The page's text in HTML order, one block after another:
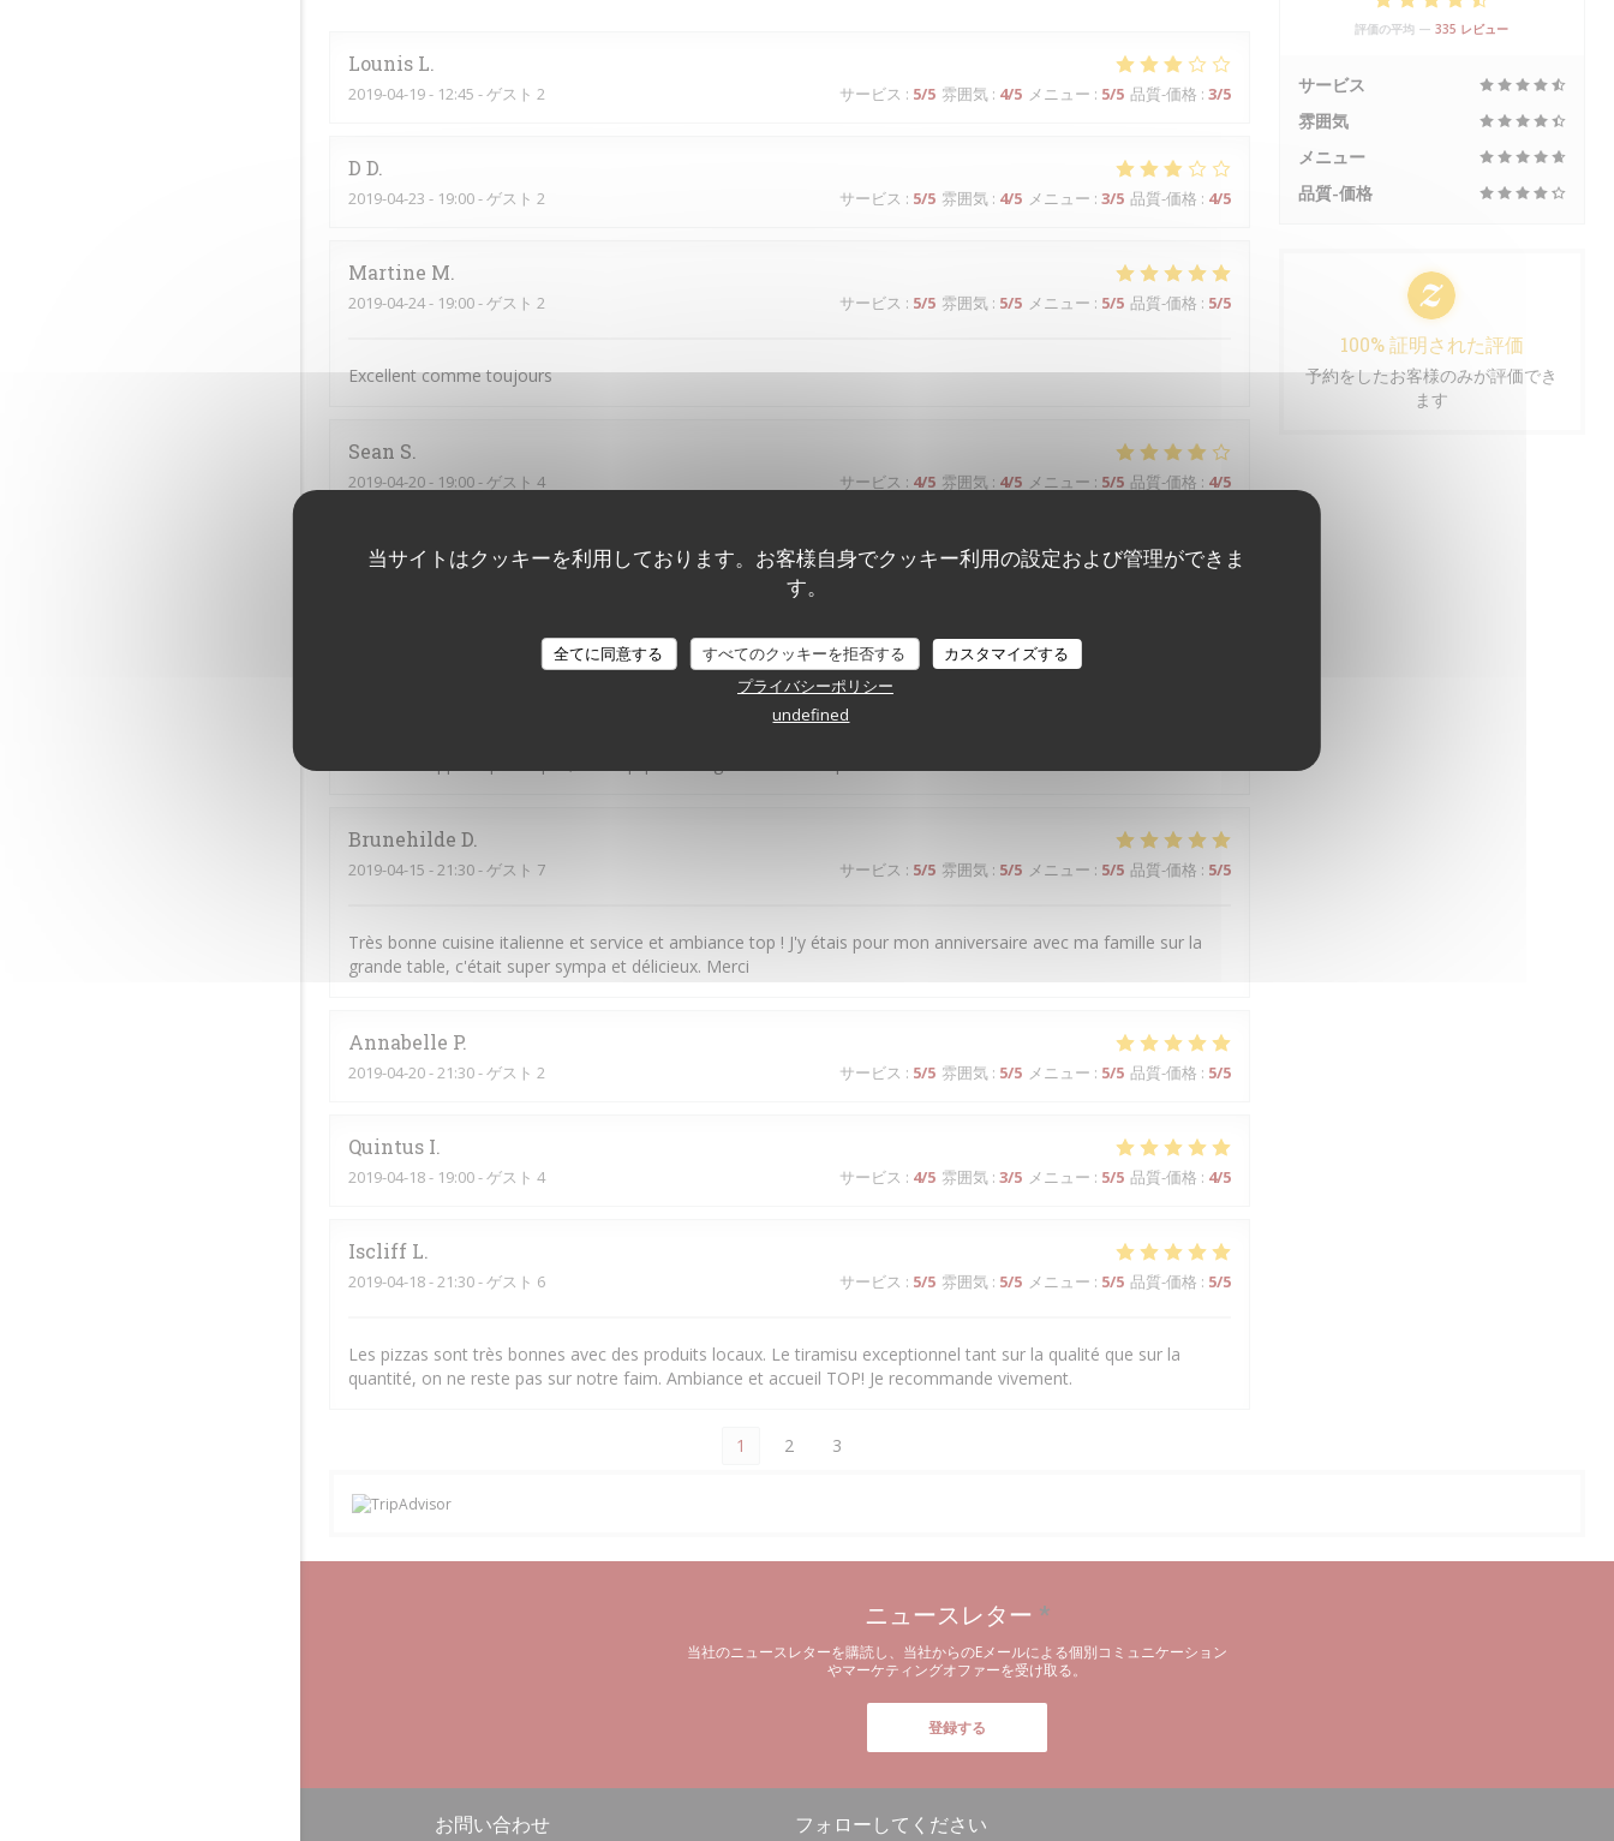
当サイトはクッキーを利用しております。お客様自身でクッキー利用の設定および管理ができま
す。
全てに同意する すべてのクッキーを拒否する
カスタマイズする
プライバシーポリシー
undefined
Lounis L
2019-04-19- 12:45 - ゲスト 2 サービス : 5/5 雰囲気: 4/5 メニュー : 5/5 品質-価格 : 3/5
D D
2019-04-23 - 19:00 - ゲスト 2 サービス : 5/5 雰囲気: 4/5 メニュー : 3/5 品質-価格 : 4/5
Martine M
2019-04-24- 19:00 - ゲスト 2 サービス : 5/5 雰囲気: 5/5 メニュー : 5/5 品質-価格 : 5/5
Excellent comme toujours
Sean S
2019-04-20- 19:00 - ゲスト 4 サービス : 4/5 雰囲気 : 4/5 メニュー : 5/5 品質-価格 : 4/5
darioG
サービス
Brunehilde D
2019-04-15 - 21:30 - ゲスト 7 サービス : 5/5 雰囲気 : 5/5 メニュー : 5/5 品質-価格 : 5/5
Très bonne cuisine italienne et service et ambiance top ! J'y étais pour mon anniversaire avec ma famille sur la
grande table, c'était super sympa et délicieux. Merci
Annabelle P
2019-04-20- 21:30 - ゲスト 2 サービス : 5/5 雰囲気: 5/5 メニュー : 5/5 品質-価格 : 5/5
Quintus I
2019-04-18- 19:00 - ゲスト 4 サービス : 4/5 雰囲気: 3/5 メニュー : 5/5 品質-価格 : 4/5
Iscliff L
2019-04-18- 21:30 - ゲスト 6 サービス : 5/5 雰囲気: 5/5 メニュー : 5/5 品質-価格 : 5/5
Les pizzas sont très bonnes avec des produits locaux. Le tiramisu exceptionnel tant sur la qualité que sur la
quantité, on ne reste pas sur notre faim. Ambiance et accueil TOP! Je recommande vivement.
1 2 3
評価の平均 —335 レビュー
サービス
雰囲気
メニュー
品質-価格
100% 証明された評価
予約をしたお客様のみが評価でき
ます
ニュースレター *
当社のニュースレターを購読し、当社からのEメールによる個別コミュニケーション
やマーケティングオファーを受け取る。
登録する
お問い合わせ フォローしてください